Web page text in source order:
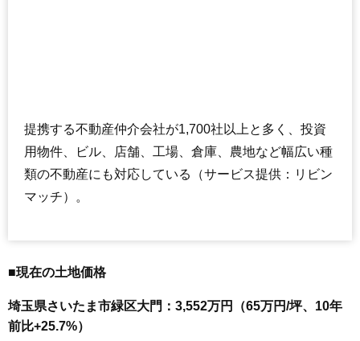
提携する不動産仲介会社が1,700社以上と多く、投資
用物件、ビル、店舗、工場、倉庫、農地など幅広い種
類の不動産にも対応している（サービス提供：リビン
マッチ）。
■現在の土地価格
埼玉県さいたま市緑区大門：3,552万円（65万円/坪、10年
前比+25.7%）